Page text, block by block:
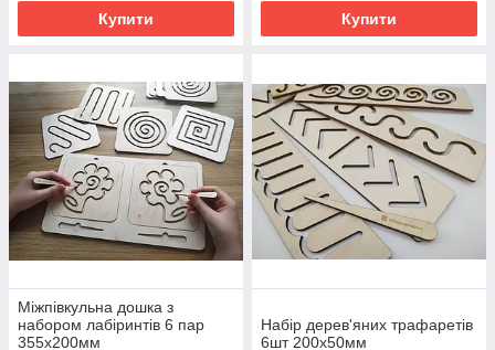
Купити Купити
Міжпівкульна дошка з
набором лабіринтів 6 пар
355х200мм
Набір дерев'яних трафаретів
6шт 200х50мм